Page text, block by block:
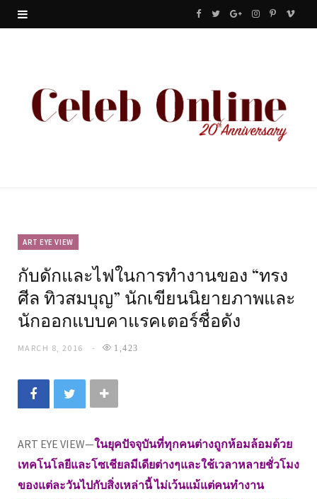
F
e
b
T
t
G
g
l
I
t
a
P
t
e
V
ART EYE VIEW
กับดักและไฟในการทำงานของ “ทรง
ศีล ทิวสมบุญ” นักเขียนนิยายภาพและ
นักออกแบบคาแรคเตอร์ชื่อดัง
MARCH 8, 2016 1,423
ART EYE VIEW—ในยุคปัจจุบันที่ทุกคนต่างถูกห้อมล้อมด้วย
เทคโนโลยีและโซเชียลมีเดียต่างๆและใช้เวลาหลายชั่วโมง
ของแต่ละวันไปกับสิ่งเหล่านี้ ไม่เว้นแม้แต่คนทำงาน